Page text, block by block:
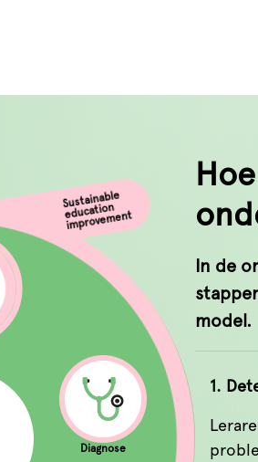
Diagnose
Sustainable
education
In de
model.
1.